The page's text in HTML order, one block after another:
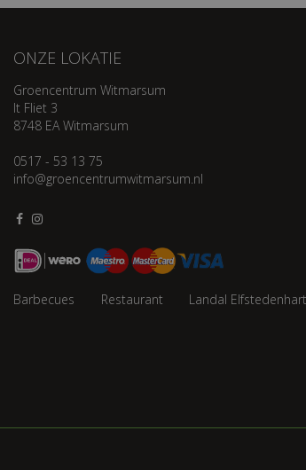
ONZE LOKATIE
Groencentrum Witmarsum
It Fliet 3
8748 EA Witmarsum
0517 - 53 13 75
info@groencentrumwitmarsum.nl
Barbecues Restaurant Landal Elfstedenhart